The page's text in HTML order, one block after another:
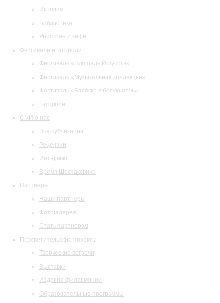
История
Библиотека
Ресторан и кафе
Фестивали и гастроли
Фестиваль «Площадь Искусств»
Фестиваль «Музыкальная коллекция»
Фестиваль «Барокко в белую ночь»
Гастроли
СМИ о нас
Все публикации
Рецензии
Интервью
Время Шостаковича
Партнеры
Наши партнеры
Фотогалерея
Стать партнером
Просветительские проекты
Творческие встречи
Выставки
Издания филармонии
Образовательные программы